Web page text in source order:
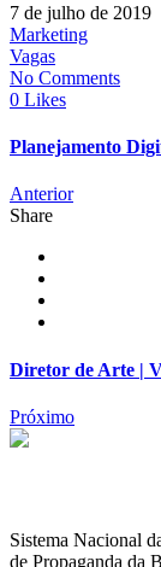
7 de julho de 2019
Marketing
Vagas
No Comments
0 Likes
Planejamento
Anterior
Share
Diretor de Arte |
Próximo
Sistema Nacional
de Propaganda da